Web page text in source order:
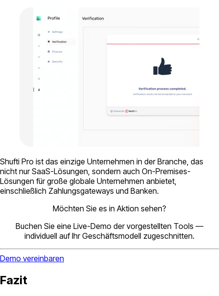
Shufti Pro ist das einzige Unternehmen in der Branche, das
nicht nur SaaS-Lösungen, sondern auch On-Premises-
Lösungen für große globale Unternehmen anbietet,
einschließlich Zahlungsgateways und Banken.
Möchten Sie es in Aktion sehen?
Buchen Sie eine Live-Demo der vorgestellten Tools —
individuell auf Ihr Geschäftsmodell zugeschnitten.
Demo vereinbaren
Fazit